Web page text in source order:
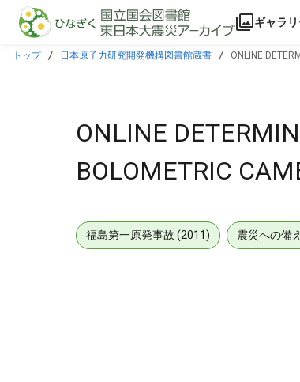
本文に飛ぶ
ギャラ
トップ 日本原子力研究開発機構図書館蔵書 ONLINE
ONLINE
BOLOMETRIC
福島第一原発事故 (2011) 震災への備え